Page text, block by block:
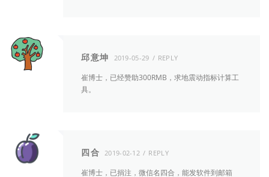
邱意坤 2019-05-29 REPLY
崔博士，已经赞助300RMB，求地震动指标计算工
具。
四合 2019-02-12 REPLY
崔博士，已捐注，微信名四合，能发软件到邮箱